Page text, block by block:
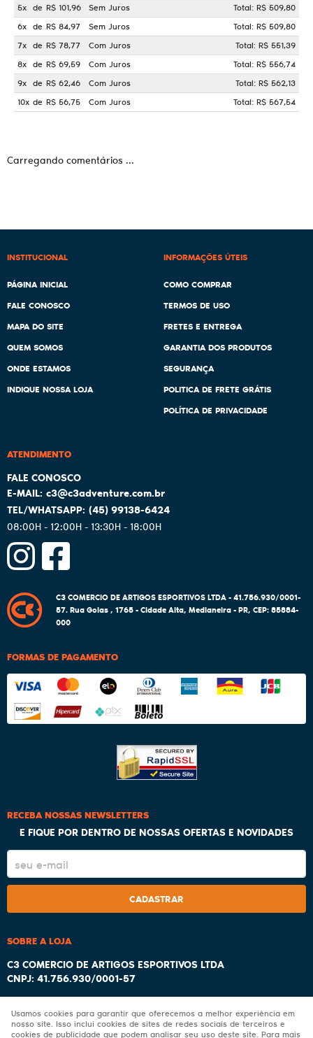
5x de R$ 101,96 Sem Juros
Total: R$ 509,80
6x de R$ 84,97 Sem Juros
Total: R$ 509,80
7x de R$ 78,77 Com Juros
Total: R$ 551,39
8x de R$ 69,59 Com Juros
Total: R$ 556,74
9x de R$ 62,46 Com Juros
Total: R$ 562,13
10x de R$ 56,75 Com Juros Total: R$ 567,54
Carregando comentários ...
INSTITUCIONAL
PÁGINA INICIAL
FALE CONOSCO
MAPA DO SITE
QUEM SOMOS
ONDE ESTAMOS
INDIQUE NOSSA LOJA
INFORMAÇÕES ÚTEIS
COMO COMPRAR
TERMOS DE USO
FRETES E ENTREGA
GARANTIA DOS PRODUTOS
SEGURANÇA
POLITICA DE FRETE GRÁTIS
POLÍTICA DE PRIVACIDADE
ATENDIMENTO
(45)99138-6424
08:00H - 12:00H - 13:30H - 18:00H
c3@c3adventure.com.br
C3 COMERCIO DE ARTIGOS ESPORTIVOS LTDA - 41.756.930/0001-
57.Rua Goias , 1765-Cidade Alta, Medianeira-PR, CEP: 85884-
000
FORMAS DE PAGAMENTO
RECEBA NOSSAS NEWSLETTERS
E FIQUE POR DENTRO DE NOSSAS OFERTAS E NOVIDADES
CADASTRAR
SOBRE A LOJA
C3 COMERCIO DE ARTIGOS ESPORTIVOS LTDA
CNPJ: 41.756.930/0001-57
Usamos cookies para garantir que oferecemos a melhor experiência em
nosso site. Isso inclui cookies de sites de redes sociais de terceiros e
cookies de publicidade que podem analisar seu uso deste site. Para mais